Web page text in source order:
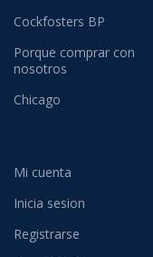
Cockfosters BP
Porque comprar con
nosotros
Chicago
Mi cuenta
Inicia sesion
Registrarse